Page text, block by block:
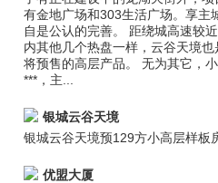
有金地广场和303生活广场。享主
自是公认的完善。 距绕城高速较
内其他几个热盘一样，云谷天境
将预售的高层产品。 无为其它，
***，主...
银城云谷天境
银城云谷天境预129方小高层样板
优盟大厦